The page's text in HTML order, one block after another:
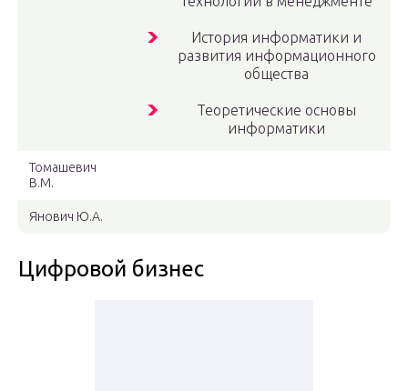
История информатики и
развития информационного
общества
Теоретические основы
информатики
Томашевич
В.М.
Янович Ю.А.
Цифровой бизнес